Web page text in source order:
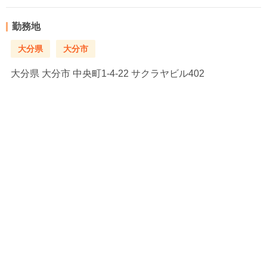
勤務地
大分県 大分市
大分県 大分市 中央町1‐4-22 サクラヤビル402